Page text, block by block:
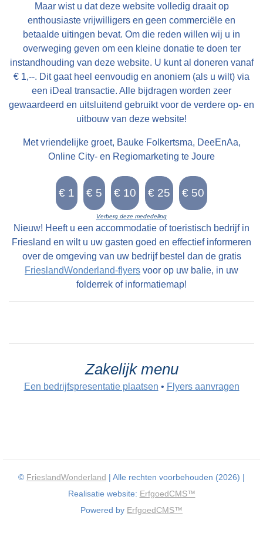
Maar wist u dat deze website volledig draait op
enthousiaste vrijwilligers en geen commerciële en
betaalde uitingen bevat. Om die reden willen wij u in
overweging geven om een kleine donatie te doen ter
instandhouding van deze website. U kunt al doneren vanaf
€ 1,--. Dit gaat heel eenvoudig en anoniem (als u wilt) via
een iDeal transactie. Alle bijdragen worden zeer
gewaardeerd en uitsluitend gebruikt voor de verdere op- en
uitbouw van deze website!
Met vriendelijke groet, Bauke Folkertsma, DeeEnAa,
Online City- en Regiomarketing te Joure
Verberg deze mededeling
Nieuw! Heeft u een accommodatie of toeristisch bedrijf in
Friesland en wilt u uw gasten goed en effectief informeren
over de omgeving van uw bedrijf bestel dan de gratis
FrieslandWonderland-flyers voor op uw balie, in uw
folderrek of informatiemap!
Zakelijk menu
Een bedrijfspresentatie plaatsen • Flyers aanvragen
© FrieslandWonderland | Alle rechten voorbehouden (2026) |
Realisatie website: ErfgoedCMS™
Powered by ErfgoedCMS™